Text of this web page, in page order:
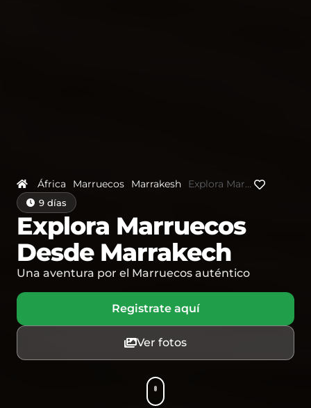
África Marruecos Marrakesh Explora Marruecos Desde Marrakech
9 días
Explora Marruecos
Desde Marrakech
Una aventura por el Marruecos auténtico
Registrate aquí
Ver fotos